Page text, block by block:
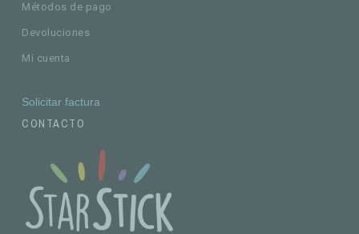
Métodos de pago
Devoluciones
Mi cuenta
Solicitar factura
CONTACTO